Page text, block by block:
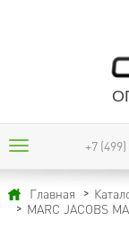
+7
Главная
MARC JACOBS